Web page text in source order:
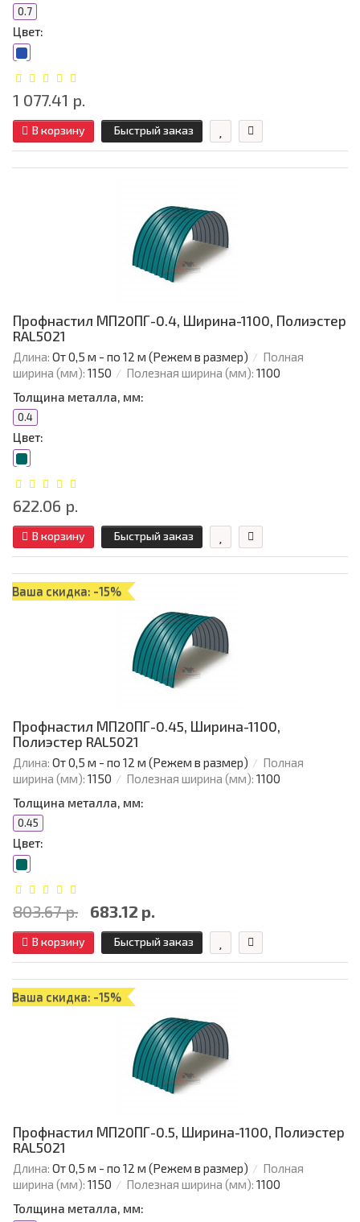
0.7
Цвет:
1 077.41 р.
В корзину Быстрый заказ
Профнастил МП20ПГ-0.4, Ширина-1100, Полиэстер
RAL5021
Длина: От 0,5 м - по 12 м (Режем в размер)
Полная
ширина (мм): 1150 Полезная ширина (мм): 1100
Толщина металла, мм:
0.4
Цвет:
622.06 р.
В корзину Быстрый заказ
Ваша скидка: -15%
Профнастил МП20ПГ-0.45, Ширина-1100,
Полиэстер RAL5021
Длина: От 0,5 м - по 12 м (Режем в размер)
Полная
ширина (мм): 1150 Полезная ширина (мм): 1100
Толщина металла, мм:
0.45
Цвет:
803.67 р. 683.12 р.
В корзину Быстрый заказ
Ваша скидка: -15%
Профнастил МП20ПГ-0.5, Ширина-1100, Полиэстер
RAL5021
Длина: От 0,5 м - по 12 м (Режем в размер)
Полная
ширина (мм): 1150 Полезная ширина (мм): 1100
Толщина металла, мм: